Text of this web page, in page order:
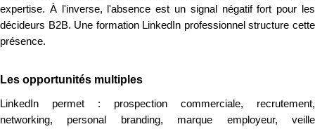
expertise. À l'inverse, l'absence est un signal négatif fort pour les
décideurs B2B. Une formation LinkedIn professionnel structure cette
présence.
Les opportunités multiples
LinkedIn permet : prospection commerciale, recrutement,
networking, personal branding, marque employeur, veille